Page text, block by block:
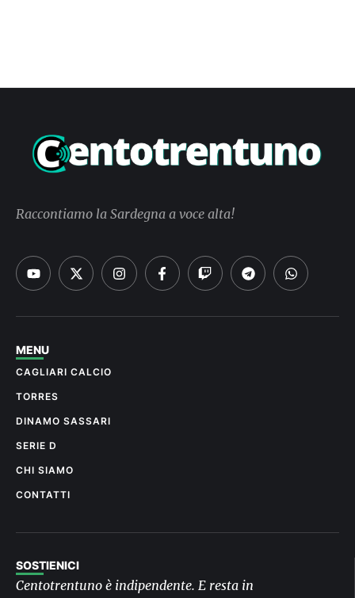
Raccontiamo la Sardegna a voce alta!
MENU
CAGLIARI CALCIO
TORRES
DINAMO SASSARI
SERIE D
CHI SIAMO
CONTATTI
SOSTIENICI
Centotrentuno è indipendente. E resta in